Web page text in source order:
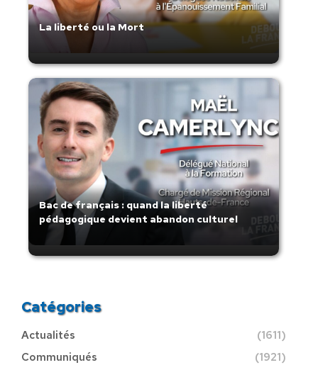
La liberté ou la Mort
Bac de français : quand la liberté
pédagogique devient abandon culturel
Catégories
Actualités
(1611)
Communiqués
(1921)